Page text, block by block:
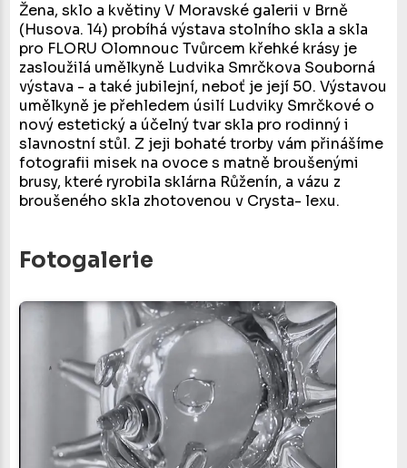
Žena, sklo a květiny V Moravské galerii v Brně
(Husova. 14) probíhá výstava stolního skla a skla
pro FLORU Olomnouc Tvůrcem křehké krásy je
zasloužilá umělkyně Ludvika Smrčkova Souborná
výstava - a také jubilejní, neboť je její 50. Výstavou
umělkyně je přehledem úsilí Ludviky Smrčkové o
nový estetický a účelný tvar skla pro rodinný i
slavnostní stůl. Z jeji bohaté trorby vám přinášíme
fotografii misek na ovoce s matně broušenými
brusy, které ryrobila sklárna Růženín, a vázu z
broušeného skla zhotovenou v Crysta- lexu.
Fotogalerie